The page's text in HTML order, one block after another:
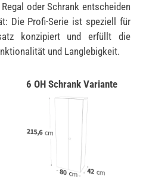
oder Schrank entscheiden
Die Profi-Serie ist speziell für
konzipiert und erfüllt die
und Langlebigkeit.
6 OH Schrank Variante